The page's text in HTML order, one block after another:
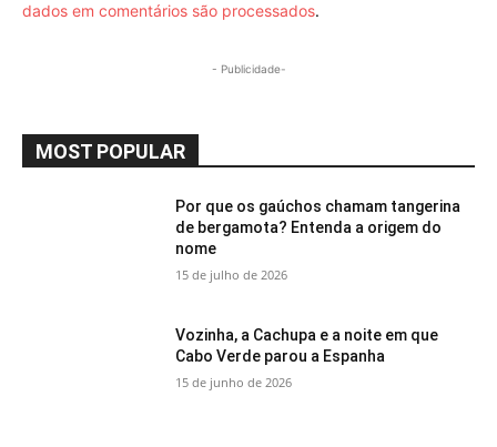
dados em comentários são processados.
- Publicidade-
MOST POPULAR
Por que os gaúchos chamam tangerina
de bergamota? Entenda a origem do
nome
15 de julho de 2026
Vozinha, a Cachupa e a noite em que
Cabo Verde parou a Espanha
15 de junho de 2026